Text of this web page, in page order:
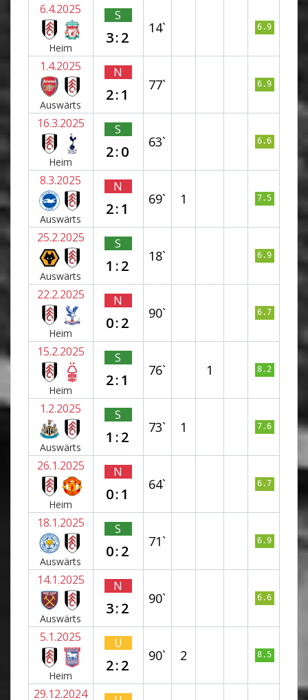
6.4.2025
Heim
S
3:2
14` 6.9
1.4.2025
Auswärts
N
2:1
77` 6.9
16.3.2025
Heim
S
2:0
63` 6.6
8.3.2025
Auswärts
N
2:1
69` 1 7.5
25.2.2025
Auswärts
S
1:2
18` 6.9
22.2.2025
Heim
N
0:2
90` 6.7
15.2.2025
Heim
S
2:1
76` 1 8.2
1.2.2025
Auswärts
S
1:2
73` 1 7.6
26.1.2025
Heim
N
0:1
64` 6.7
18.1.2025
Auswärts
S
0:2
71` 6.9
14.1.2025
Auswärts
N
3:2
90` 6.6
5.1.2025
Heim
U
2:2
90` 2 8.5
29.12.2024